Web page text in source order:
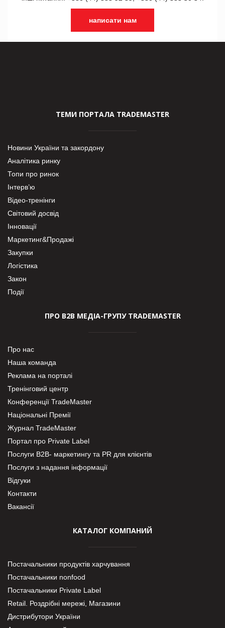
написати нам
ТЕМИ ПОРТАЛА TRADEMASTER
Новини України та закордону
Аналітика ринку
Топи про ринок
Інтерв’ю
Відео-тренінги
Світовий досвід
Інновації
Маркетинг&Продажі
Закупки
Логістика
Закон
Події
ПРО В2В МЕДІА-ГРУПУ TRADEMASTER
Про нас
Наша команда
Реклама на порталі
Тренінговий центр
Конференції TradeMaster
Національні Премії
Журнал TradeMaster
Портал про Private Label
Послуги В2В- маркетингу та PR для клієнтів
Послуги з надання інформації
Відгуки
Контакти
Вакансії
КАТАЛОГ КОМПАНИЙ
Постачальники продуктів харчування
Постачальники nonfood
Постачальники Private Label
Retail. Роздрібні мережі, Магазини
Дистрибутори України